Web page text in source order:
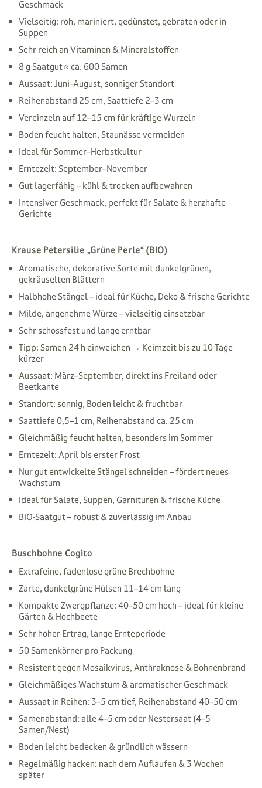
Geschmack
Vielseitig: roh, mariniert, gedünstet, gebraten oder in
Suppen
Sehr reich an Vitaminen & Mineralstoffen
8 g Saatgut ≈ ca. 600 Samen
Aussaat: Juni–August, sonniger Standort
Reihenabstand 25 cm, Saattiefe 2–3 cm
Vereinzeln auf 12–15 cm für kräftige Wurzeln
Boden feucht halten, Staunässe vermeiden
Ideal für Sommer–Herbstkultur
Erntezeit: September–November
Gut lagerfähig – kühl & trocken aufbewahren
Intensiver Geschmack, perfekt für Salate & herzhafte
Gerichte
Krause Petersilie „Grüne Perle“ (BIO)
Aromatische, dekorative Sorte mit dunkelgrünen,
gekräuselten Blättern
Halbhohe Stängel – ideal für Küche, Deko & frische Gerichte
Milde, angenehme Würze – vielseitig einsetzbar
Sehr schossfest und lange erntbar
Tipp: Samen 24 h einweichen → Keimzeit bis zu 10 Tage
kürzer
Aussaat: März–September, direkt ins Freiland oder
Beetkante
Standort: sonnig, Boden leicht & fruchtbar
Saattiefe 0,5–1 cm, Reihenabstand ca. 25 cm
Gleichmäßig feucht halten, besonders im Sommer
Erntezeit: April bis erster Frost
Nur gut entwickelte Stängel schneiden – fördert neues
Wachstum
Ideal für Salate, Suppen, Garnituren & frische Küche
BIO-Saatgut – robust & zuverlässig im Anbau
Buschbohne Cogito
Extrafeine, fadenlose grüne Brechbohne
Zarte, dunkelgrüne Hülsen 11–14 cm lang
Kompakte Zwergpflanze: 40–50 cm hoch – ideal für kleine
Gärten & Hochbeete
Sehr hoher Ertrag, lange Ernteperiode
50 Samenkörner pro Packung
Resistent gegen Mosaikvirus, Anthraknose & Bohnenbrand
Gleichmäßiges Wachstum & aromatischer Geschmack
Aussaat in Reihen: 3–5 cm tief, Reihenabstand 40–50 cm
Samenabstand: alle 4–5 cm oder Nestersaat (4–5
Samen/Nest)
Boden leicht bedecken & gründlich wässern
Regelmäßig hacken: nach dem Auflaufen & 3 Wochen
später